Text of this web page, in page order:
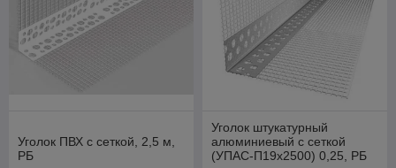
Уголок ПВХ с сеткой, 2,5 м,
РБ
Уголок штукатурный
алюминиевый с сеткой
(УПАС-П19х2500) 0,25, РБ